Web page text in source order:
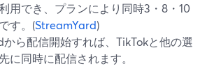
用でき、プランにより同時3・8・10
す。(StreamYard)
ら配信開始すれば、TikTokと他の選
に同時に配信されます。